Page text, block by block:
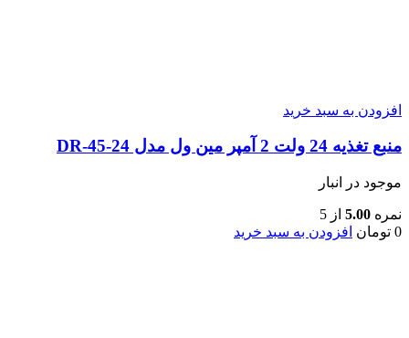
افزودن به سبد خرید
منبع تغذیه 24 ولت 2 آمپر مین ول مدل DR-45-24
موجود در انبار
نمره 5.00 از 5
0 تومان افزودن به سبد خرید